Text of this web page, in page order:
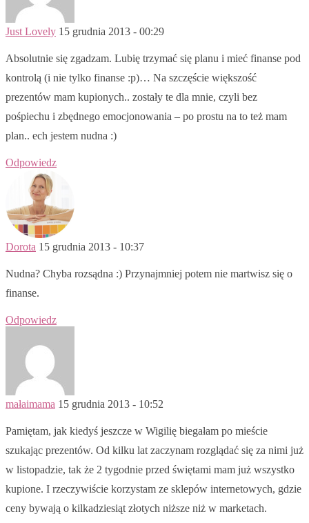
Just Lovely 15 grudnia 2013 - 00:29
Absolutnie się zgadzam. Lubię trzymać się planu i mieć finanse pod
kontrolą (i nie tylko finanse :p)… Na szczęście większość
prezentów mam kupionych.. zostały te dla mnie, czyli bez
pośpiechu i zbędnego emocjonowania – po prostu na to też mam
plan.. ech jestem nudna :)
Odpowiedz
Dorota 15 grudnia 2013 - 10:37
Nudna? Chyba rozsądna :) Przynajmniej potem nie martwisz się o
finanse.
Odpowiedz
małaimama 15 grudnia 2013 - 10:52
Pamiętam, jak kiedyś jeszcze w Wigilię biegałam po mieście
szukając prezentów. Od kilku lat zaczynam rozglądać się za nimi już
w listopadzie, tak że 2 tygodnie przed świętami mam już wszystko
kupione. I rzeczywiście korzystam ze sklepów internetowych, gdzie
ceny bywają o kilkadziesiąt złotych niższe niż w marketach.